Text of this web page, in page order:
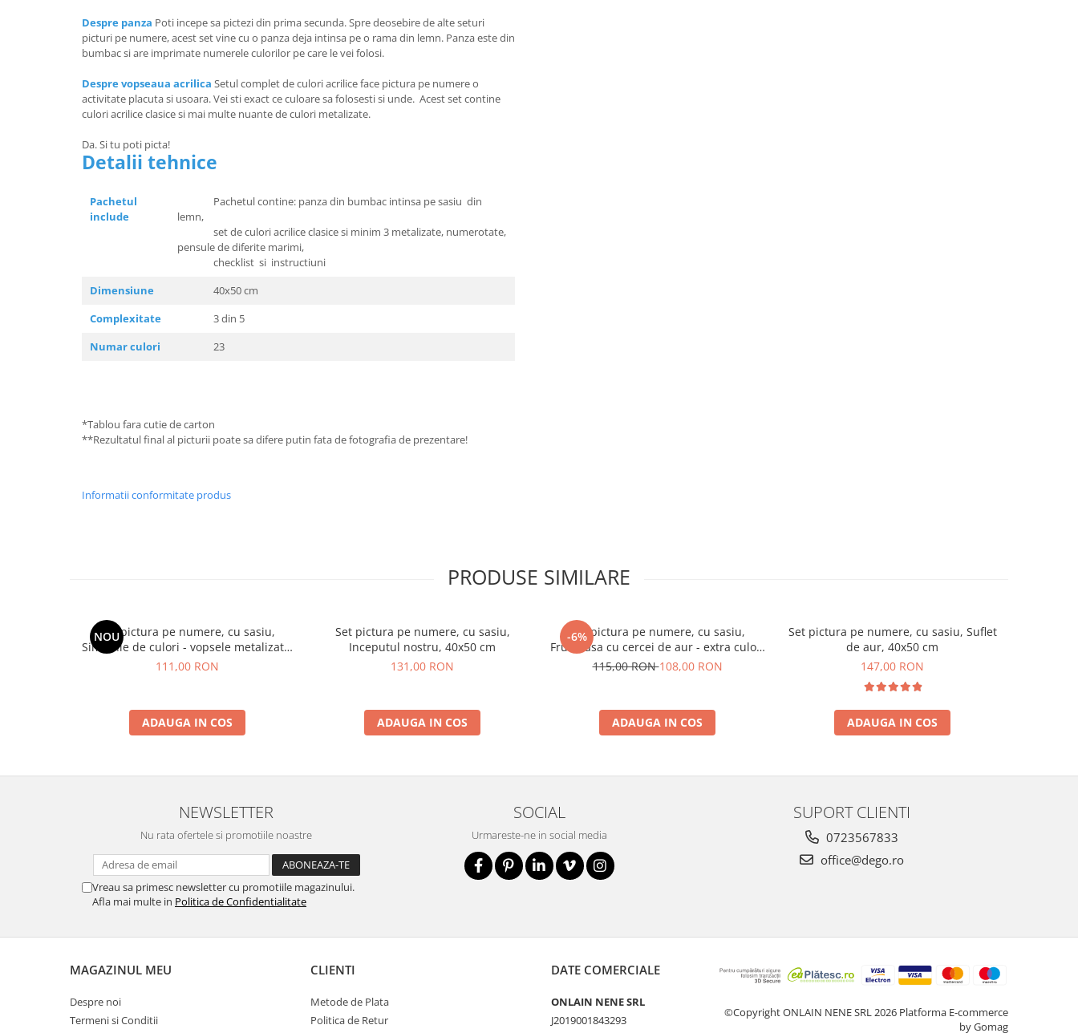
Despre panza Poti incepe sa pictezi din prima secunda. Spre deosebire de alte seturi
picturi pe numere, acest set vine cu o panza deja intinsa pe o rama din lemn. Panza este din
bumbac si are imprimate numerele culorilor pe care le vei folosi.
Despre vopseaua acrilica Setul complet de culori acrilice face pictura pe numere o
activitate placuta si usoara. Vei sti exact ce culoare sa folosesti si unde. Acest set contine
culori acrilice clasice si mai multe nuante de culori metalizate.
Da. Si tu poti picta!
Detalii tehnice
Pachetul
include
Pachetul contine: panza din bumbac intinsa pe sasiu din
lemn,
set de culori acrilice clasice si minim 3 metalizate, numerotate,
pensule de diferite marimi,
checklist si instructiuni
Dimensiune
40x50 cm
Complexitate
3 din 5
Numar culori
23
*Tablou fara cutie de carton
**Rezultatul final al picturii poate sa difere putin fata de fotografia de prezentare!
Informatii conformitate produs
PRODUSE SIMILARE
NOU
Set pictura pe numere, cu sasiu,
Simfonie de culori - vopsele metalizate,
40x50 cm
111,00 RON
ADAUGA IN COS
Set pictura pe numere, cu sasiu,
Inceputul nostru, 40x50 cm
131,00 RON
ADAUGA IN COS
-6%
Set pictura pe numere, cu sasiu,
Frumoasa cu cercei de aur - extra culori
metalizate, 40x50 cm
115,00 RON108,00 RON
ADAUGA IN COS
Set pictura pe numere, cu sasiu, Suflet
de aur, 40x50 cm
147,00 RON
ADAUGA IN COS
NEWSLETTER
Nu rata ofertele si promotiile noastre
Vreau sa primesc newsletter cu promotiile magazinului.
Afla mai multe in Politica de Confidentialitate
SOCIAL
Urmareste-ne in social media
SUPORT CLIENTI
0723567833
office@dego.ro
MAGAZINUL MEU
Despre noi
Termeni si Conditii
CLIENTI
Metode de Plata
Politica de Retur
DATE COMERCIALE
ONLAIN NENE SRL
J2019001843293
©Copyright ONLAIN NENE SRL 2026 Platforma E-commerce
by Gomag